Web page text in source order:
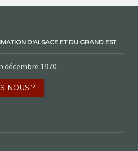
D'ALSACE ET DU GRAND EST
décembre 1970
NOUS ?